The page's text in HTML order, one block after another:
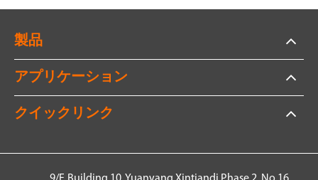
製品
アプリケーション
クイックリンク